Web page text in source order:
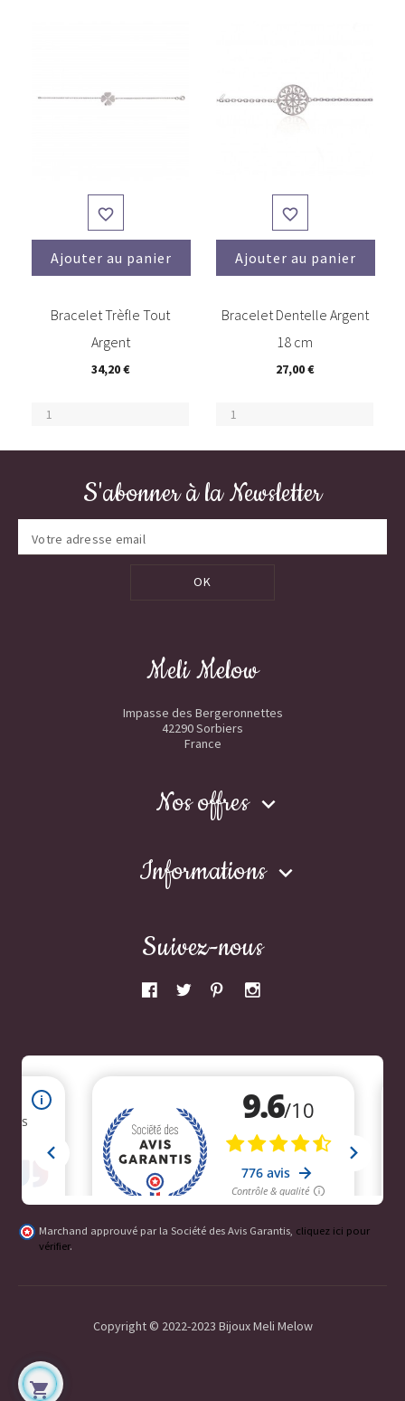

Ajouter au panier
Bracelet Trèfle Tout
Argent
34,20 €

Ajouter au panier
Bracelet Dentelle Argent
18 cm
27,00 €
S'abonner à la Newsletter
OK
Meli Melow
Impasse des Bergeronnettes
42290 Sorbiers
France
Nos offres 
Informations 
Suivez-nous
Marchand approuvé par la Société des Avis Garantis, cliquez ici pour
vérifier.
Copyright © 2022-2023 Bijoux Meli Melow
